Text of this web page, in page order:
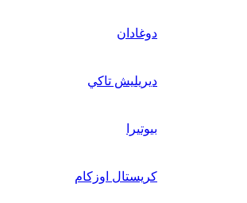
دوغادان
ديريليش تاكي
بيوتيرا
كريستال اوزكام